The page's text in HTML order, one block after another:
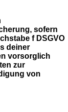
sofern
f DSGVO
deiner
vorsorglich
zur
von